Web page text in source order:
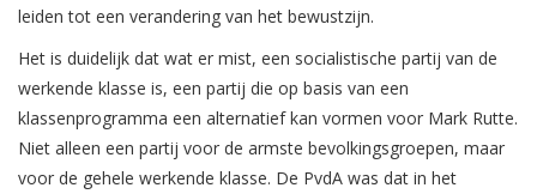
leiden tot een verandering van het bewustzijn.
Het is duidelijk dat wat er mist, een socialistische partij van de
werkende klasse is, een partij die op basis van een
klassenprogramma een alternatief kan vormen voor Mark Rutte.
Niet alleen een partij voor de armste bevolkingsgroepen, maar
voor de gehele werkende klasse. De PvdA was dat in het